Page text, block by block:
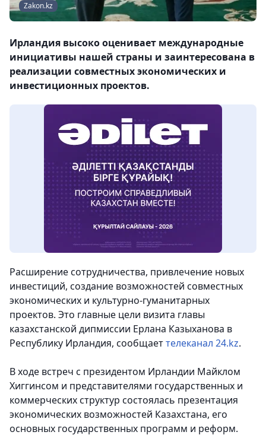
Zakon.kz
Ирландия высоко оценивает международные
инициативы нашей страны и заинтересована в
реализации совместных экономических и
инвестиционных проектов.
Расширение сотрудничества, привлечение новых
инвестиций, создание возможностей совместных
экономических и культурно-гуманитарных
проектов. Это главные цели визита главы
казахстанской дипмиссии Ерлана Казыханова в
Республику Ирландия, сообщаеттелеканал 24.kz.
В ходе встреч с президентом Ирландии Майклом
Хиггинсом и представителями государственных и
коммерческих структур состоялась презентация
экономических возможностей Казахстана, его
основных государственных программ и реформ.